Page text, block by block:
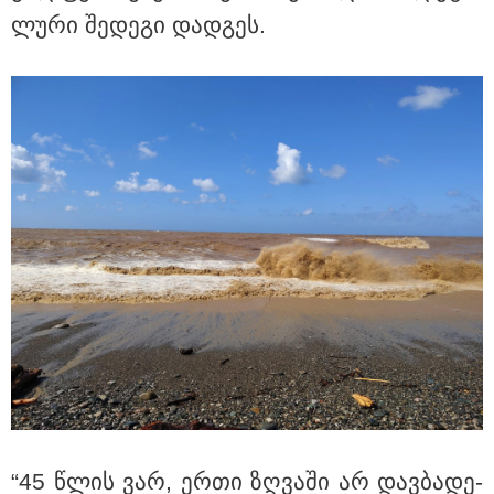
სასკოლო ფორმების ჩინეთიდან
ლუ­რი შე­დე­გი დად­გეს.
“45 წლის ვარ, ერთი ზღვა­ში არ დავ­ბა­დე­